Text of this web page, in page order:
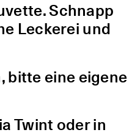
Schnapp
Leckerei und
bitte eine eigene
Twint oder in